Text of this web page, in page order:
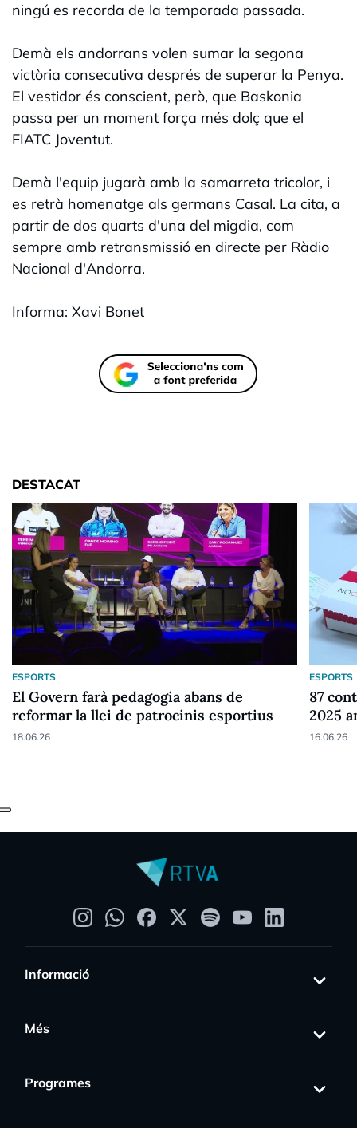
ningú es recorda de la temporada passada.
Demà els andorrans volen sumar la segona
victòria consecutiva després de superar la Penya.
El vestidor és conscient, però, que Baskonia
passa per un moment força més dolç que el
FIATC Joventut.
Demà l'equip jugarà amb la samarreta tricolor, i
es retrà homenatge als germans Casal. La cita, a
partir de dos quarts d'una del migdia, com
sempre amb retransmissió en directe per Ràdio
Nacional d'Andorra.
Informa: Xavi Bonet
DESTACAT
ESPORTS
El Govern farà pedagogia abans de
reformar la llei de patrocinis esportius
18.06.26
ESPORTS
87
2025
16.06.26
Informació
Més
Programes